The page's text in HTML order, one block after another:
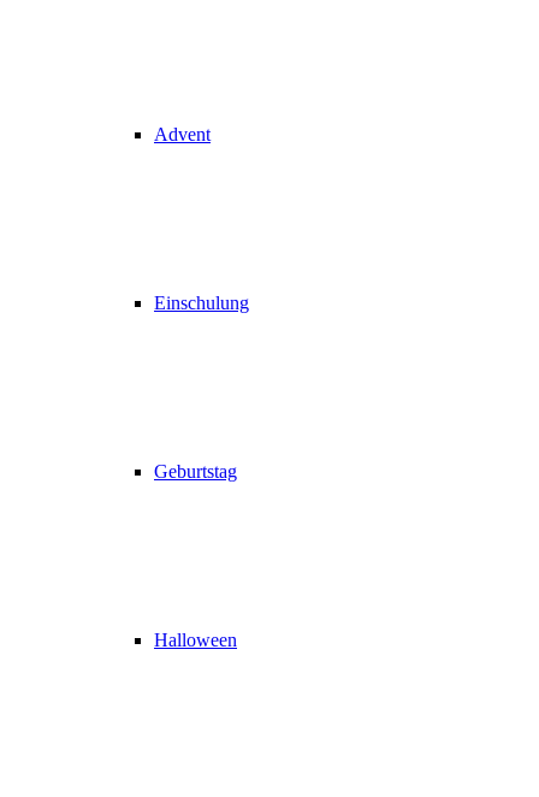
Advent
Einschulung
Geburtstag
Halloween